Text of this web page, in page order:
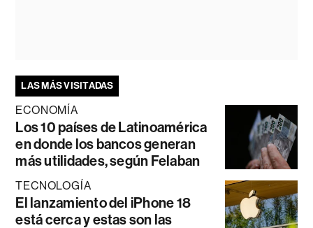
LAS MÁS VISITADAS
ECONOMÍA
Los 10 países de Latinoamérica
en donde los bancos generan
más utilidades, según Felaban
TECNOLOGÍA
El lanzamiento del iPhone 18
está cerca y estas son las